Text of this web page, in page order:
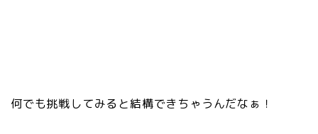
何でも挑戦してみると結構できちゃうんだなぁ！